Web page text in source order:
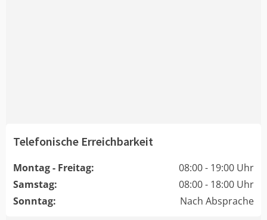
Telefonische Erreichbarkeit
Montag - Freitag:
08:00 - 19:00 Uhr
Samstag:
08:00 - 18:00 Uhr
Sonntag:
Nach Absprache